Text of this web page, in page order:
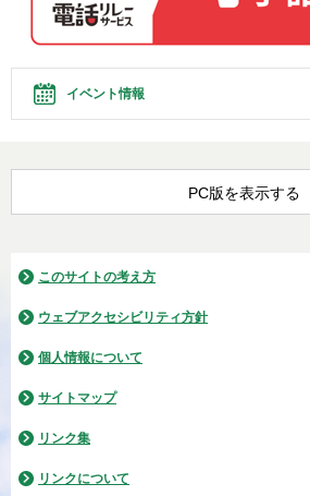
イベント情報
PC版を表示する
このサイトの考え方
ウェブアクセシビリティ方針
個人情報について
サイトマップ
リンク集
リンクについて